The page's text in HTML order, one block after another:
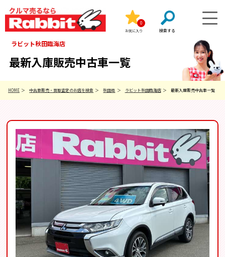
お気に入り
0
ラビット秋田臨海店
最新入庫販売中古車一覧
HOME 中古車販売・買取査定のお店を検索 秋田県 ラビット秋田臨海店 最新入庫販売中古車一覧